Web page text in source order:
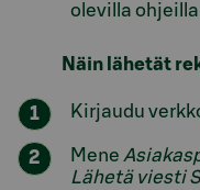
olevilla
Näin lähetät
Kirjaudu
Mene
Lähetä viesti